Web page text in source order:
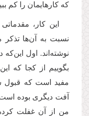
که کارهایمان را کم
این کار،
نسبت به آن‌ها تذکر
نوشته‌اند. اول این‌که
بگوییم از کجا که
مفید است که قبول
آفت دیگری بوده
من از آن غفلت